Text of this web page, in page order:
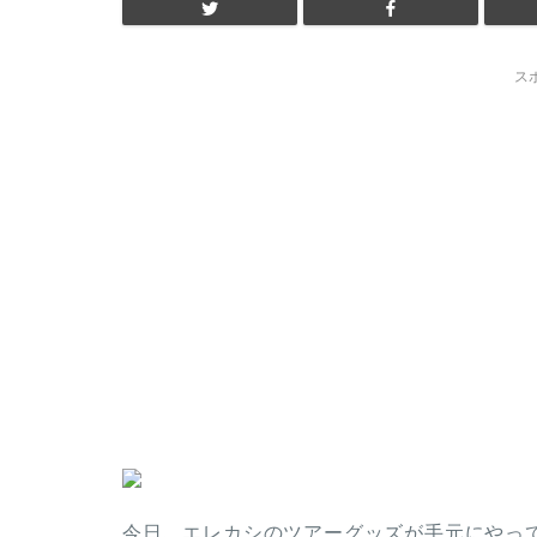
ス
今日、エレカシのツアーグッズが手元にやっ